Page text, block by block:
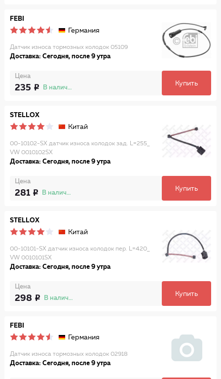
FEBI
Германия
Датчик износа тормозных колодок 05109
Доставка: Сегодня, после 9 утра
Цена
235 В наличии
Купить
STELLOX
Китай
00-10102-SX датчик износа колодок зад. L=255_
VW 0010102SX
Доставка: Сегодня, после 9 утра
Цена
281 В наличии
Купить
STELLOX
Китай
00-10101-SX датчик износа колодок пер. L=420_
VW 0010101SX
Доставка: Сегодня, после 9 утра
Цена
298 В наличии
Купить
FEBI
Германия
Датчик износа тормозных колодок 02918
Доставка: Сегодня, после 9 утра